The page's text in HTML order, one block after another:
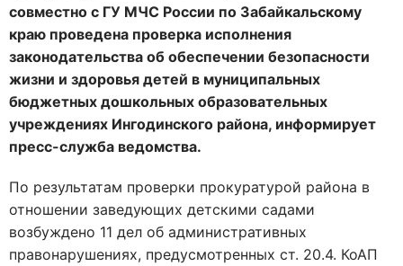
совместно с ГУ МЧС России по Забайкальскому
краю проведена проверка исполнения
законодательства об обеспечении безопасности
жизни и здоровья детей в муниципальных
бюджетных дошкольных образовательных
учреждениях Ингодинского района, информирует
пресс-служба ведомства.
По результатам проверки прокуратурой района в
отношении заведующих детскими садами
возбуждено 11 дел об административных
правонарушениях, предусмотренных ст. 20.4. КоАП